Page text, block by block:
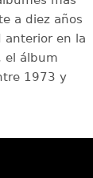
a diez años
anterior en la
el álbum
1973 y